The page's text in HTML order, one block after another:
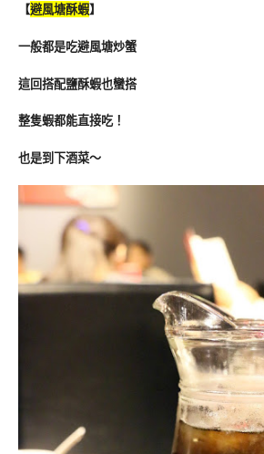
【避風塘酥蝦】
一般都是吃避風塘炒蟹
這回搭配鹽酥蝦也蠻搭
整隻蝦都能直接吃！
也是到下酒菜～